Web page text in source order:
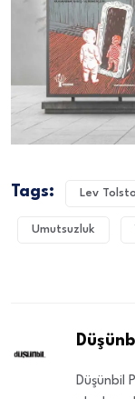
Tags: Lev
Umutsuzluk
Düşünbil